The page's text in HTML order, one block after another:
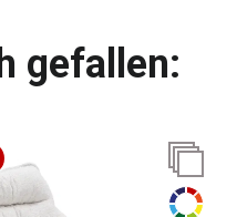
gefallen: